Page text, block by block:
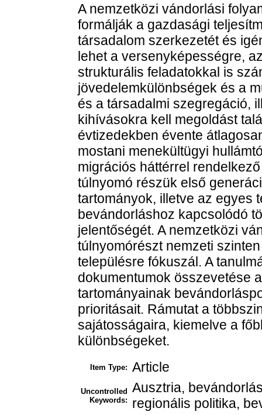
A nemzetközi vándorlási
formálják a gazdasági
társadalom szerkezetét és
lehet a versenyképességre,
strukturális feladatokkal is
jövedelemkülönbségek és a
és a társadalmi szegregáció,
kihívásokra kell megoldást
évtizedekben évente
mostani menekültügyi
migrációs háttérrel
túlnyomó részük első
tartományok, illetve az egyes
bevándorláshoz kapcsolódó
jelentőségét. A nemzetközi
túlnyomórészt nemzeti
településre fókuszál. A
dokumentumok összevetése
tartományainak
prioritásait. Rámutat a
sajátosságaira, kiemelve a
különbségeket.
Item Type: Article
Uncontrolled
Keywords:
Ausztria,
regionális politika,